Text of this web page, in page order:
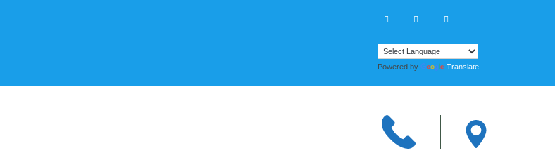
Powered by Translate